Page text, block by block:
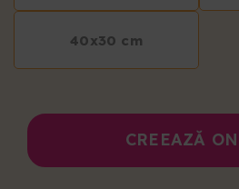
40x30 cm
CREEAZĂ